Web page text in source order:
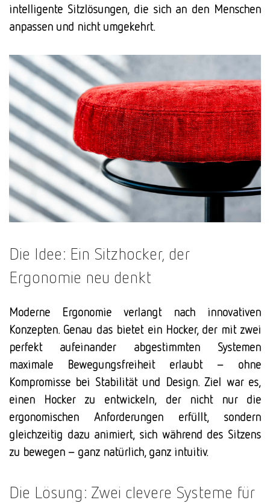
intelligente Sitzlösungen, die sich an den Menschen
anpassen und nicht umgekehrt.
Die Idee: Ein Sitzhocker, der
Ergonomie neu denkt
Moderne Ergonomie verlangt nach innovativen
Konzepten. Genau das bietet ein Hocker, der mit zwei
perfekt aufeinander abgestimmten Systemen
maximale Bewegungsfreiheit erlaubt – ohne
Kompromisse bei Stabilität und Design.Ziel war es,
einen Hocker zu entwickeln, der nicht nur die
ergonomischen Anforderungen erfüllt, sondern
gleichzeitig dazu animiert, sich während des Sitzens
zu bewegen – ganz natürlich, ganz intuitiv.
Die Lösung: Zwei clevere Systeme für